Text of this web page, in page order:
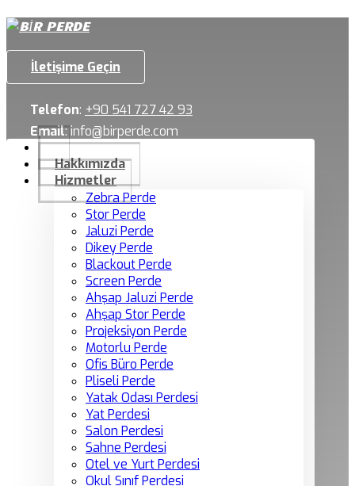
İletişime Geçin
Telefon: +90 541 727 42 93
Email:info@birperde.com
Hakkımızda
Hizmetler
Zebra Perde
Stor Perde
Jaluzi Perde
Dikey Perde
Blackout Perde
Screen Perde
Ahşap Jaluzi Perde
Ahşap Stor Perde
Projeksiyon Perde
Motorlu Perde
Ofis Büro Perde
Pliseli Perde
Yatak Odası Perdesi
Yat Perdesi
Salon Perdesi
Sahne Perdesi
Otel ve Yurt Perdesi
Okul Sınıf Perdesi